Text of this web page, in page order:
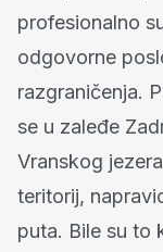
profesionalno
odgovorne
razgraničenja.
se u zaleđe
Vranskog
teritorij,
puta. Bile su to